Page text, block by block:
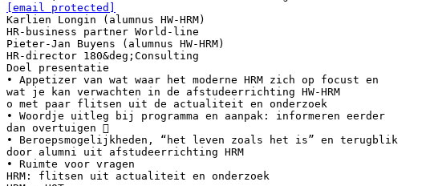
[email protected]
Karlien Longin (alumnus HW-HRM)
HR-business partner World-line
Pieter-Jan Buyens (alumnus HW-HRM)
HR-director 180&deg;Consulting
Doel presentatie
• Appetizer van wat waar het moderne HRM zich op focust en
wat je kan verwachten in de afstudeerrichting HW-HRM
o met paar flitsen uit de actualiteit en onderzoek
• Woordje uitleg bij programma en aanpak: informeren eerder
dan overtuigen 
• Beroepsmogelijkheden, “het leven zoals het is” en terugblik
door alumni uit afstudeerrichting HRM
• Ruimte voor vragen
HRM: flitsen uit actualiteit en onderzoek